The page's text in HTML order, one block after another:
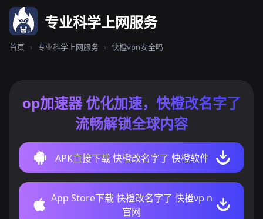
专业科学上网服务
首页 › 专业科学上网服务 › 快橙vpn安全吗
op加速器 优化加速，快橙改名字了
流畅解锁全球内容
APK直接下载 快橙改名字了 快橙软件
App Store下载 快橙改名字了 快橙vp n
官网